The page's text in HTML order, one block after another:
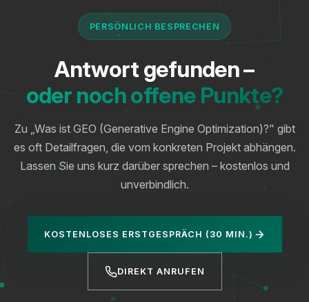
PERSÖNLICH BESPRECHEN
Antwort gefunden –
oder noch offene Punkte?
Zu „Was ist GEO (Generative Engine Optimization)?" gibt
es oft Detailfragen, die vom konkreten Projekt abhängen.
Lassen Sie uns kurz darüber sprechen – kostenlos und
unverbindlich.
KOSTENLOSES ERSTGESPRÄCH (30 MIN.)
DIREKT ANRUFEN